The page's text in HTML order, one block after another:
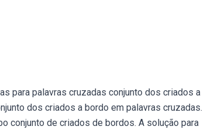
para palavras cruzadas conjunto dos criados a
dos criados a bordo em palavras cruzadas.
conjunto de criados de bordos. A solução para